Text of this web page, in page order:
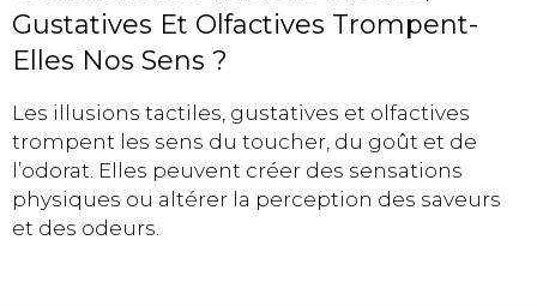
Gustatives Et Olfactives Trompent-
Elles Nos Sens ?
Les illusions tactiles, gustatives et olfactives
trompent les sens du toucher, du goût et de
l’odorat. Elles peuvent créer des sensations
physiques ou altérer la perception des saveurs
et des odeurs.